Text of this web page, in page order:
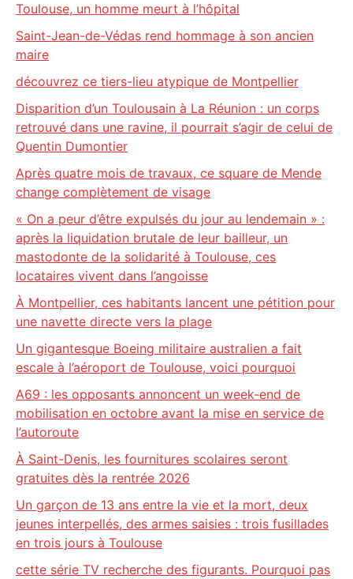
Toulouse, un homme meurt à l’hôpital
Saint-Jean-de-Védas rend hommage à son ancien
maire
découvrez ce tiers-lieu atypique de Montpellier
Disparition d’un Toulousain à La Réunion : un corps
retrouvé dans une ravine, il pourrait s’agir de celui de
Quentin Dumontier
Après quatre mois de travaux, ce square de Mende
change complètement de visage
« On a peur d’être expulsés du jour au lendemain » :
après la liquidation brutale de leur bailleur, un
mastodonte de la solidarité à Toulouse, ces
locataires vivent dans l’angoisse
À Montpellier, ces habitants lancent une pétition pour
une navette directe vers la plage
Un gigantesque Boeing militaire australien a fait
escale à l’aéroport de Toulouse, voici pourquoi
A69 : les opposants annoncent un week-end de
mobilisation en octobre avant la mise en service de
l’autoroute
À Saint-Denis, les fournitures scolaires seront
gratuites dès la rentrée 2026
Un garçon de 13 ans entre la vie et la mort, deux
jeunes interpellés, des armes saisies : trois fusillades
en trois jours à Toulouse
cette série TV recherche des figurants. Pourquoi pas